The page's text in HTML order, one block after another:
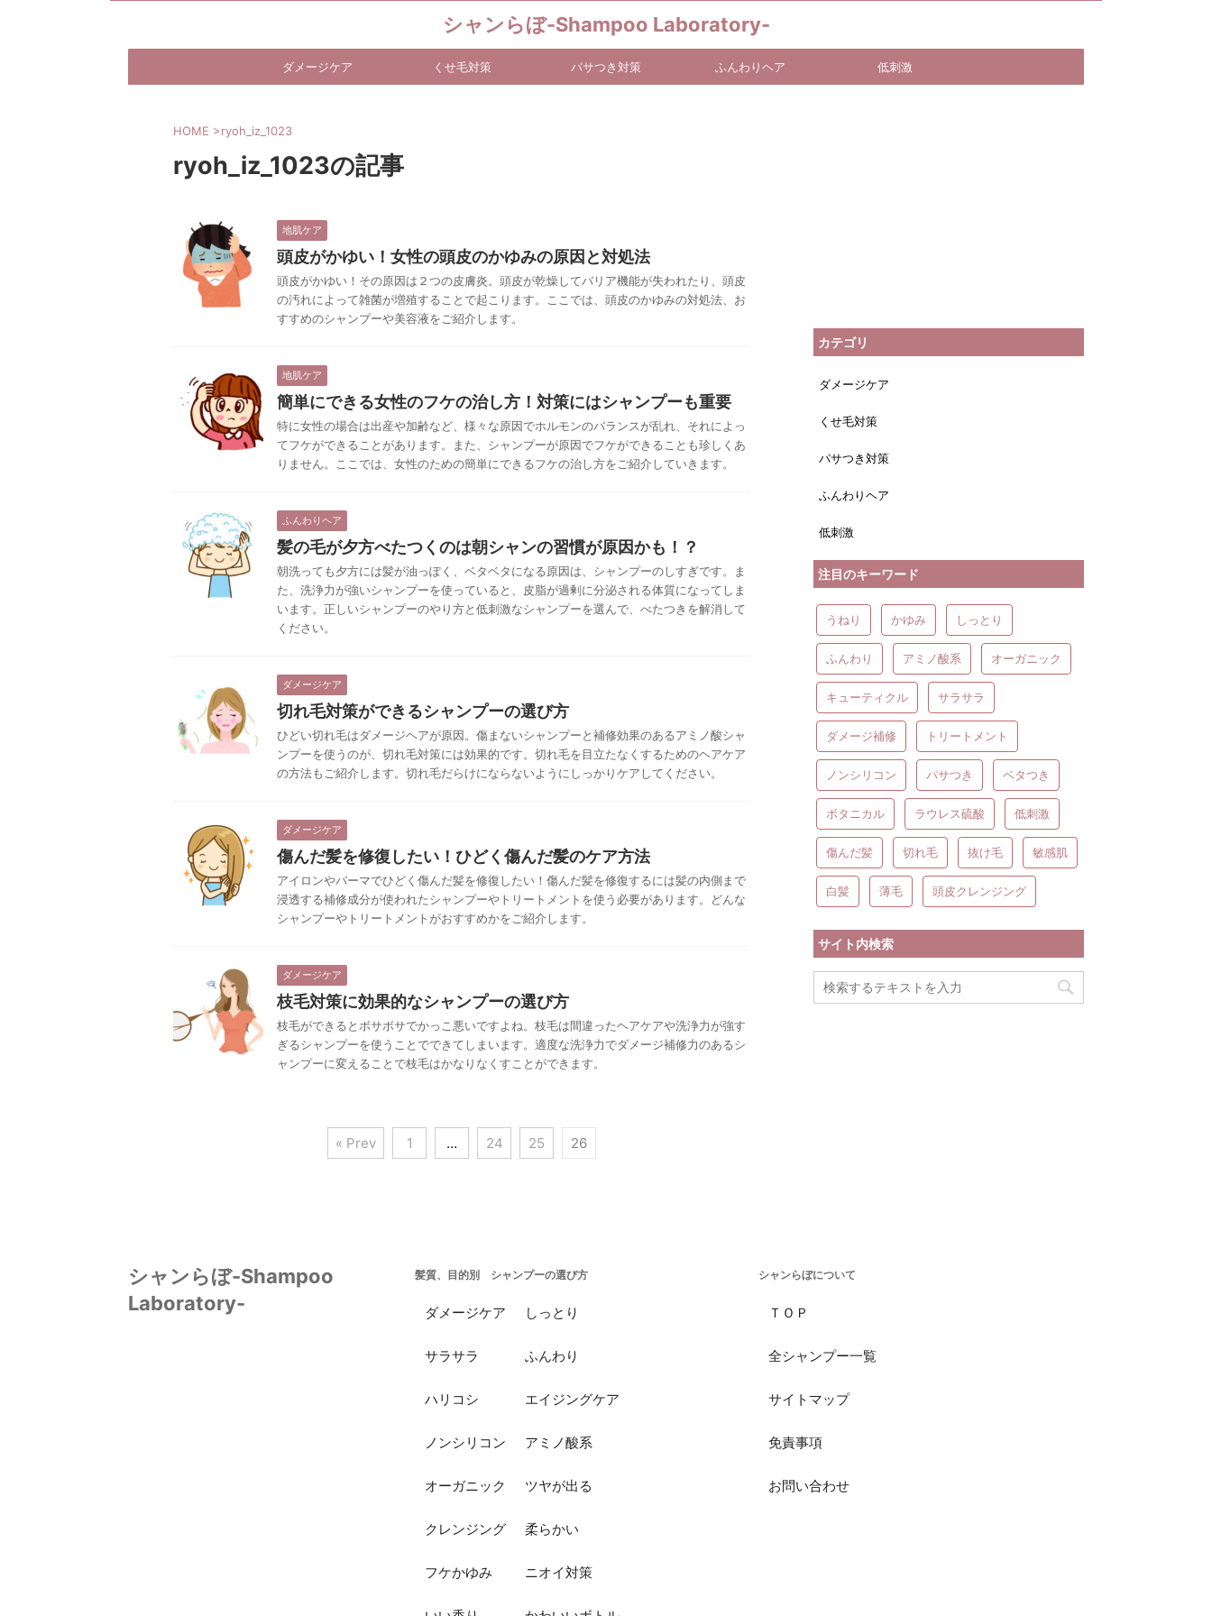
シャンらぼ-Shampoo Laboratory-
ダメージケア くせ毛対策 パサつき対策 ふんわりヘア 低刺激
HOME >ryoh_iz_1023
ryoh_iz_1023の記事
地肌ケア
頭皮がかゆい！女性の頭皮のかゆみの原因と対処法
頭皮がかゆい！その原因は２つの皮膚炎。頭皮が乾燥してバリア機能が失われたり、頭皮
の汚れによって雑菌が増殖することで起こります。ここでは、頭皮のかゆみの対処法、お
すすめのシャンプーや美容液をご紹介します。
地肌ケア
簡単にできる女性のフケの治し方！対策にはシャンプーも重要
特に女性の場合は出産や加齢など、様々な原因でホルモンのバランスが乱れ、それによっ
てフケができることがあります。また、シャンプーが原因でフケができることも珍しくあ
りません。ここでは、女性のための簡単にできるフケの治し方をご紹介していきます。
ふんわりヘア
髪の毛が夕方べたつくのは朝シャンの習慣が原因かも！？
朝洗っても夕方には髪が油っぽく、ベタベタになる原因は、シャンプーのしすぎです。ま
た、洗浄力が強いシャンプーを使っていると、皮脂が過剰に分泌される体質になってしま
います。正しいシャンプーのやり方と低刺激なシャンプーを選んで、べたつきを解消して
ください。
ダメージケア
切れ毛対策ができるシャンプーの選び方
ひどい切れ毛はダメージヘアが原因。傷まないシャンプーと補修効果のあるアミノ酸シャ
ンプーを使うのが、切れ毛対策には効果的です。切れ毛を目立たなくするためのヘアケア
の方法もご紹介します。切れ毛だらけにならないようにしっかりケアしてください。
ダメージケア
傷んだ髪を修復したい！ひどく傷んだ髪のケア方法
アイロンやパーマでひどく傷んだ髪を修復したい！傷んだ髪を修復するには髪の内側まで
浸透する補修成分が使われたシャンプーやトリートメントを使う必要があります。どんな
シャンプーやトリートメントがおすすめかをご紹介します。
ダメージケア
枝毛対策に効果的なシャンプーの選び方
枝毛ができるとボサボサでかっこ悪いですよね。枝毛は間違ったヘアケアや洗浄力が強す
ぎるシャンプーを使うことでできてしまいます。適度な洗浄力でダメージ補修力のあるシ
ャンプーに変えることで枝毛はかなりなくすことができます。
« Prev 1 … 24 25 26
カテゴリ
ダメージケア
くせ毛対策
パサつき対策
ふんわりヘア
低刺激
注目のキーワード
うねり かゆみ しっとり
ふんわり アミノ酸系 オーガニック
キューティクル サラサラ
ダメージ補修 トリートメント
ノンシリコン パサつき ベタつき
ボタニカル ラウレス硫酸 低刺激
傷んだ髪 切れ毛 抜け毛 敏感肌
白髪 薄毛 頭皮クレンジング
サイト内検索
髪質、目的別 シャンプーの選び方
ダメージケア しっとり
サラサラ ふんわり
ハリコシ エイジングケア
ノンシリコン アミノ酸系
オーガニック ツヤが出る
クレンジング 柔らかい
フケかゆみ ニオイ対策
シャンらぼについて
ＴＯＰ
全シャンプー一覧
サイトマップ
免責事項
お問い合わせ
シャンらぼ-Shampoo
Laboratory-